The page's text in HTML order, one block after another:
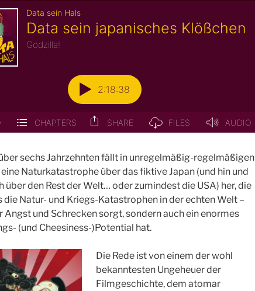
sechs Jahrzehnten fällt in unregelmäßig-regelmäßigen
Naturkatastrophe über das fiktive Japan (und hin und
über den Rest der Welt… oder zumindest die USA) her, die
die Natur- und Kriegs-Katastrophen in der echten Welt –
Angst und Schrecken sorgt, sondern auch ein enormes
(und Cheesiness-)Potential hat.
Die Rede ist von einem der wohl
bekanntesten Ungeheuer der
Filmgeschichte, dem atomar